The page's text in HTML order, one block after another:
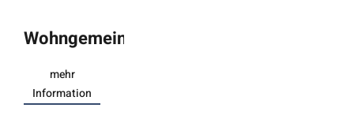
Wohngemeinschaft
mehr
Information